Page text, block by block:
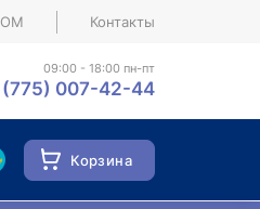
Контакты
09:00 - 18:00 пн-пт
(775) 007-42-44
Корзина